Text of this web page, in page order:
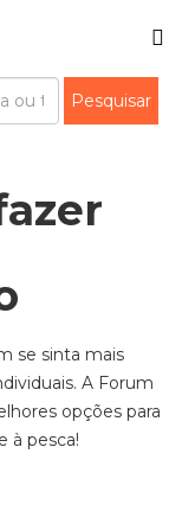
se sinta mais
A Forum
opções para
à pesca!